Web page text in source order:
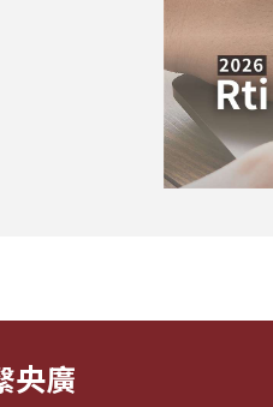
央廣